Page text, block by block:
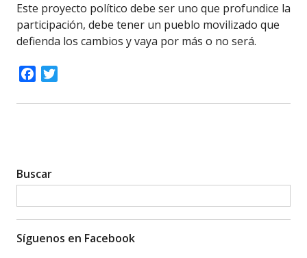
Este proyecto político debe ser uno que profundice la
participación, debe tener un pueblo movilizado que
defienda los cambios y vaya por más o no será.
Facebook
Buscar
Síguenos en Facebook